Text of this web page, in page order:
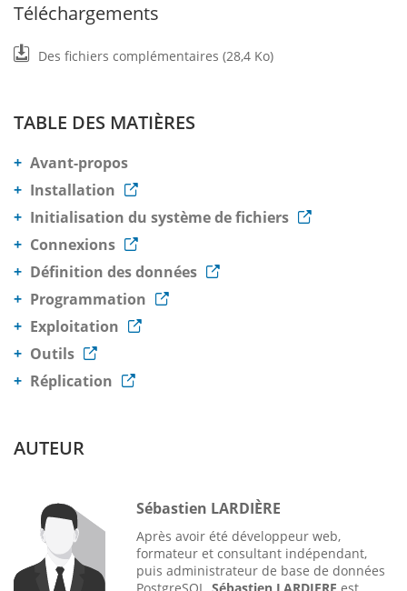
Téléchargements
Des fichiers complémentaires (28,4 Ko)
TABLE DES MATIÈRES
Avant-propos
Installation
Initialisation du système de fichiers
Connexions
Définition des données
Programmation
Exploitation
Outils
Réplication
AUTEUR
Sébastien LARDIÈRE
Après avoir été développeur web,
formateur et consultant indépendant,
puis administrateur de base de données